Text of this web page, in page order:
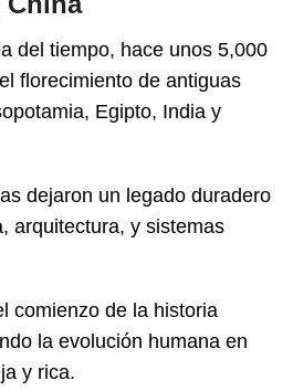
del tiempo, hace unos 5,000
florecimiento de antiguas
Egipto, India y
dejaron un legado duradero
arquitectura, y sistemas
comienzo de la historia
la evolución humana en
y rica.